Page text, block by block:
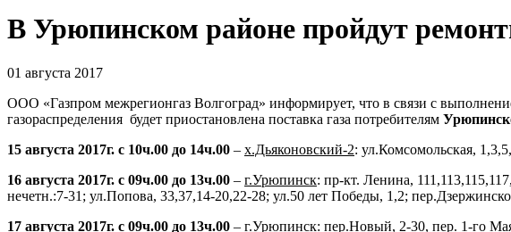
В Урюпинском районе пройдут
01 августа 2017
ООО «Газпром межрегионгаз Волгоград» информирует, что в связи с
газораспределения будет приостановлена поставка газа потребителям
15 августа 2017г. с 10ч.00 до 14ч.00 – х.Дьяконовский-2: ул.Комсомольская,
16 августа 2017г. с 09ч.00 до 13ч.00 – г.Урюпинск: пр-кт. Ленина,
нечетн.:7-31; ул.Попова, 33,37,14-20,22-28; ул.50 лет Победы, 1,2;
17 августа 2017г. с 09ч.00 до 13ч.00 – г.Урюпинск: пер.Новый, 2-30, пер. 1-го